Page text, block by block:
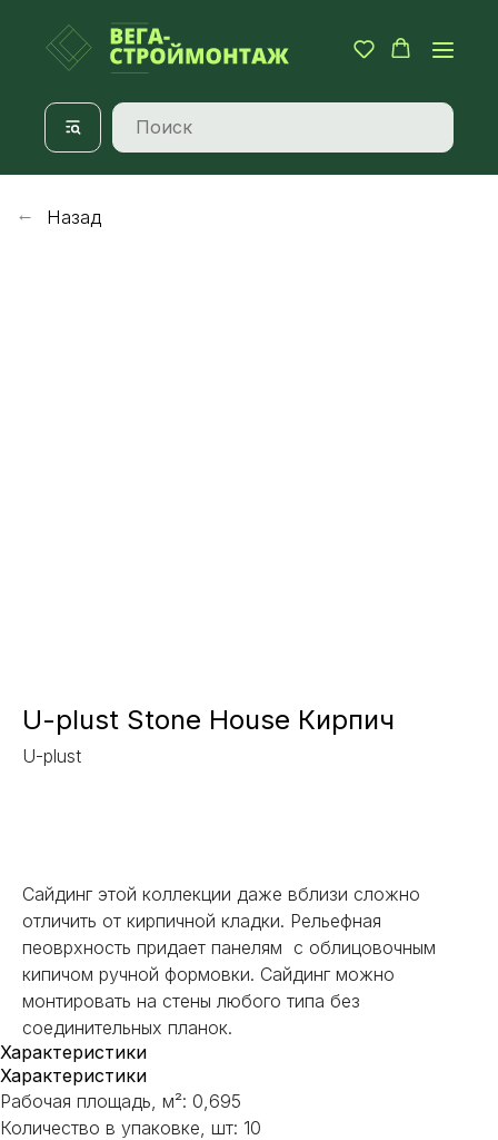
Назад
U-plust Stone House Кирпич
U-plust
Сайдинг этой коллекции даже вблизи сложно
отличить от кирпичной кладки. Рельефная
пеоврхность придает панелям с облицовочным
кипичом ручной формовки. Сайдинг можно
монтировать на стены любого типа без
соединительных планок.
Характеристики
Характеристики
Рабочая площадь, м²: 0,695
Количество в упаковке, шт: 10
НЕ НАШЛИ НУЖНОЕ
ИЛИ НУЖНА ПОМОЩЬ
С ВЫБОРОМ?